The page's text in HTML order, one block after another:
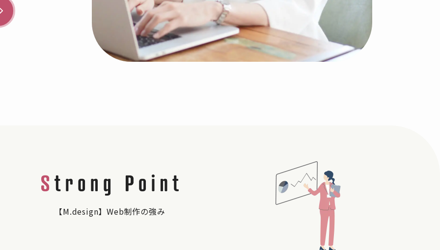
【M.design】Web制作の強み